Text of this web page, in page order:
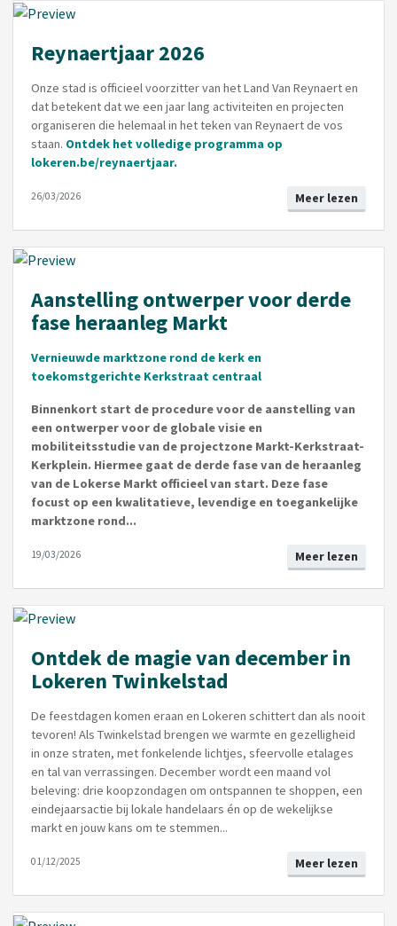
Reynaertjaar 2026
Onze stad is officieel voorzitter van het Land Van Reynaert en
dat betekent dat we een jaar lang activiteiten en projecten
organiseren die helemaal in het teken van Reynaert de vos
staan. Ontdek het volledige programma op
lokeren.be/reynaertjaar.
Meer lezen
26/03/2026
Aanstelling ontwerper voor derde
fase heraanleg Markt
Vernieuwde marktzone rond de kerk en
toekomstgerichte Kerkstraat centraal
Binnenkort start de procedure voor de aanstelling van
een ontwerper voor de globale visie en
mobiliteitsstudie van de projectzone Markt-Kerkstraat-
Kerkplein. Hiermee gaat de derde fase van de heraanleg
van de Lokerse Markt officieel van start. Deze fase
focust op een kwalitatieve, levendige en toegankelijke
marktzone rond...
Meer lezen
19/03/2026
Ontdek de magie van december in
Lokeren Twinkelstad
De feestdagen komen eraan en Lokeren schittert dan als nooit
tevoren! Als Twinkelstad brengen we warmte en gezelligheid
in onze straten, met fonkelende lichtjes, sfeervolle etalages
en tal van verrassingen. December wordt een maand vol
beleving: drie koopzondagen om ontspannen te shoppen, een
eindejaarsactie bij lokale handelaars én op de wekelijkse
markt en jouw kans om te stemmen...
Meer lezen
01/12/2025